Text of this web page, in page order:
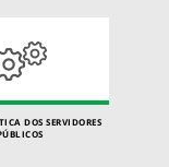
DOS SERVIDORES